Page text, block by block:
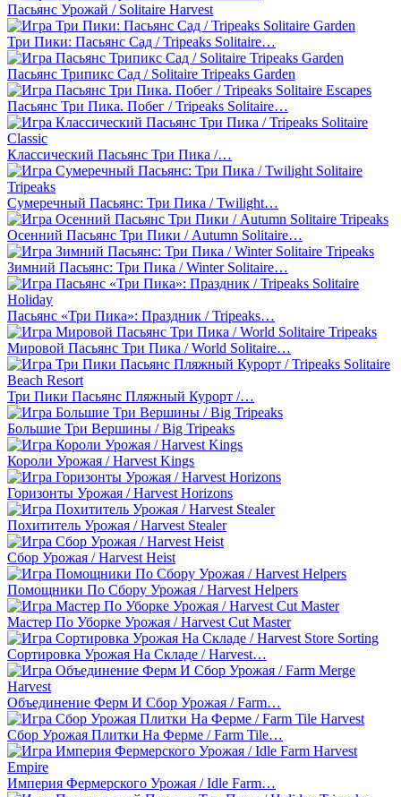
Пасьянс Урожай / Solitaire Harvest
Три Пики: Пасьянс Сад / Tripeaks Solitaire…
Пасьянс Трипикс Сад / Solitaire Tripeaks Garden
Пасьянс Три Пика. Побег / Tripeaks Solitaire…
Классический Пасьянс Три Пика /…
Сумеречный Пасьянс: Три Пика / Twilight…
Осенний Пасьянс Три Пики / Autumn Solitaire…
Зимний Пасьянс: Три Пика / Winter Solitaire…
Пасьянс «Три Пика»: Праздник / Tripeaks…
Мировой Пасьянс Три Пика / World Solitaire…
Три Пики Пасьянс Пляжный Курорт /…
Большие Три Вершины / Big Tripeaks
Короли Урожая / Harvest Kings
Горизонты Урожая / Harvest Horizons
Похититель Урожая / Harvest Stealer
Сбор Урожая / Harvest Heist
Помощники По Сбору Урожая / Harvest Helpers
Мастер По Уборке Урожая / Harvest Cut Master
Сортировка Урожая На Складе / Harvest…
Объединение Ферм И Сбор Урожая / Farm…
Сбор Урожая Плитки На Ферме / Farm Tile…
Империя Фермерского Урожая / Idle Farm…